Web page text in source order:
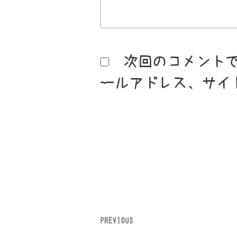
次回のコメント
ールアドレス、サイ
投
Previous
PREVIOUS